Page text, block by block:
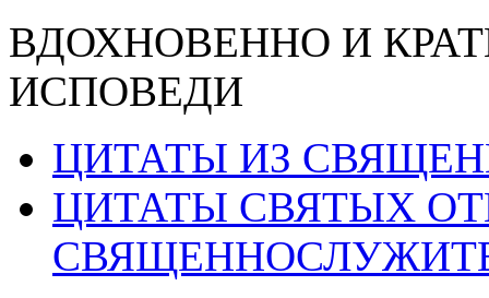
ВДОХНОВЕННО И
ИСПОВЕДИ
ЦИТАТЫ ИЗ
ЦИТАТЫ СВЯТЫХ